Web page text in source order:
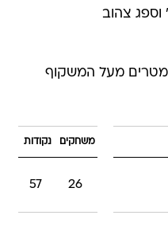
וספג צהוב
משחקים נקודות
26
57